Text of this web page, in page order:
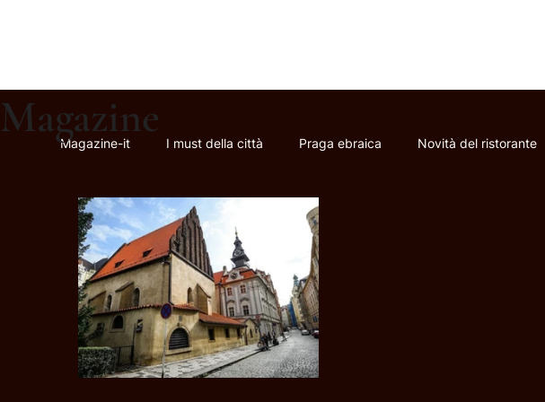
Magazine-it I must della città Praga ebraica Novità del ristorante
Magazine